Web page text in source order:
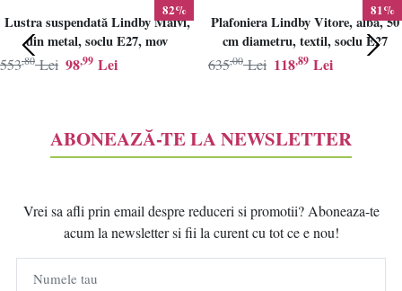
82%
Lustra suspendată Lindby Maivi,
din metal, soclu E27, mov
98,99 Lei
553,80 Lei
81%
Plafoniera Lindby Vitore, alba, 50
cm diametru, textil, soclu E27
118,89 Lei
635,00 Lei
ABONEAZĂ-TE LA NEWSLETTER
Vrei sa afli prin email despre reduceri si promotii? Aboneaza-te
acum la newsletter si fii la curent cu tot ce e nou!
Numele tau